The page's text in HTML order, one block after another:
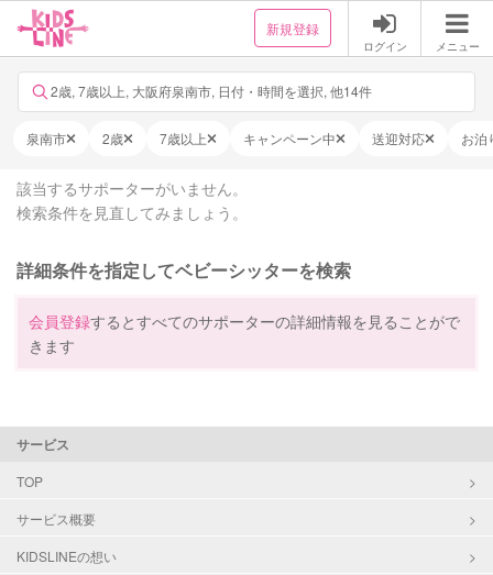
新規登録
ログイン メニュー
2歳, 7歳以上, 大阪府泉南市, 日付・時間を選択, 他14件
泉南市 2歳 7歳以上 キャンペーン中 送迎対応 お泊
該当するサポーターがいません。
検索条件を見直してみましょう。
詳細条件を指定してベビーシッターを検索
会員登録するとすべてのサポーターの詳細情報を見ることがで
きます
サービス
TOP
サービス概要
KIDSLINEの想い